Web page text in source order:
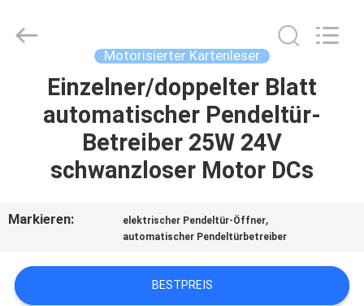
HAUS
PRODUKTE
UNS
FABRIK-
AUSFLUG
Online
Market.
Motorisierter Kartenleser
Einzelner/doppelter Blatt
automatischer Pendeltür-
Betreiber 25W 24V
schwanzloser Motor DCs
Markieren: elektrischer Pendeltür-Öffner,
automatischer Pendeltürbetreiber
BESTPREIS